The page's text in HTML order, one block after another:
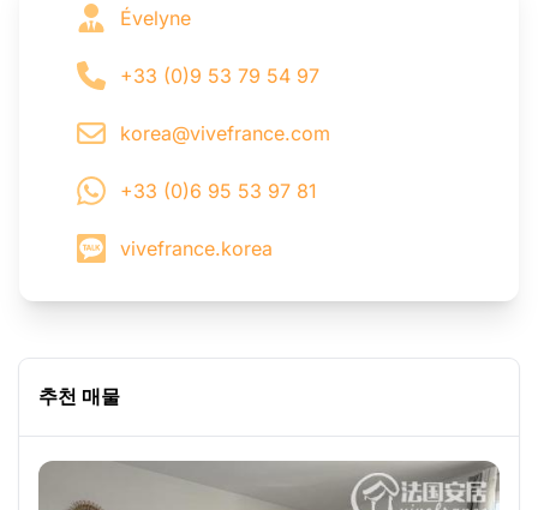
Évelyne
+33 (0)9 53 79 54 97
korea@vivefrance.com
+33 (0)6 95 53 97 81
vivefrance.korea
추천 매물